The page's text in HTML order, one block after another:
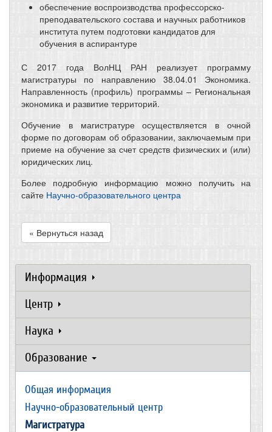
обеспечение воспроизводства профессорско-
преподавательского состава и научных работников
института путем подготовки кандидатов для
обучения в аспирантуре
С 2017 года ВолНЦ РАН реализует программу
магистратуры по направлению 38.04.01 Экономика.
Направленность (профиль) программы – Региональная
экономика и развитие территорий.
Обучение в магистратуре осуществляется в очной
форме по договорам об образовании, заключаемым при
приеме на обучение за счет средств физических и (или)
юридических лиц.
Более подробную информацию можно получить на
сайте Научно-образовательного центра
« Вернуться назад
Информация
Центр
Наука
Образование
Общая информация
Научно-образовательный центр
Магистратура